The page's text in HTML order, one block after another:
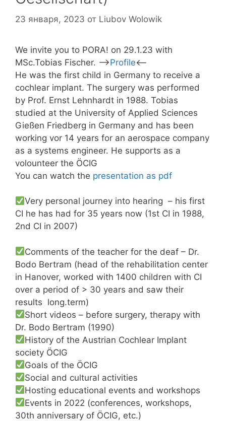
23 января, 2023 от Liubov Wolowik
We invite you to PORA! on 29.1.23 with
MSc.Tobias Fischer. —>Profile<—
He was the first child in Germany to receive a
cochlear implant. The surgery was performed
by Prof. Ernst Lehnhardt in 1988. Tobias
studied at the University of Applied Sciences
Gießen Friedberg in Germany and has been
working vor 14 years for an aerospace company
as a systems engineer. He supports as a
volounteer the ÖCIG
You can watch the presentation as pdf
Very personal journey into hearing – his first
CI he has had for 35 years now (1st CI in 1988,
2nd CI in 2007)
Comments of the teacher for the deaf – Dr.
Bodo Bertram (head of the rehabilitation center
in Hanover, worked with 1400 children with CI
over a period of > 30 years and saw their
results long.term)
Short videos – before surgery, therapy with
Dr. Bodo Bertram (1990)
History of the Austrian Cochlear Implant
society ÖCIG
Goals of the ÖCIG
Social and cultural activities
Hosting educational events and workshops
Events in 2022 (conferences, workshops,
30th anniversary of ÖCIG, etc.)